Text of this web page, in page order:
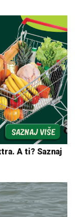
A ti? Saznaj